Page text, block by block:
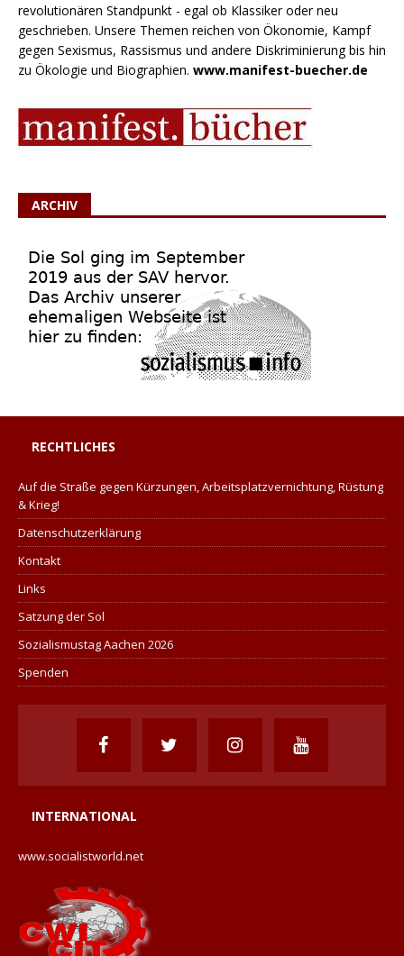
revolutionären Standpunkt - egal ob Klassiker oder neu
geschrieben. Unsere Themen reichen von Ökonomie, Kampf
gegen Sexismus, Rassismus und andere Diskriminierung bis hin
zu Ökologie und Biographien. www.manifest-buecher.de
ARCHIV
RECHTLICHES
Auf die Straße gegen Kürzungen, Arbeitsplatzvernichtung, Rüstung
& Krieg!
Datenschutzerklärung
Kontakt
Links
Satzung der Sol
Sozialismustag Aachen 2026
Spenden
INTERNATIONAL
www.socialistworld.net